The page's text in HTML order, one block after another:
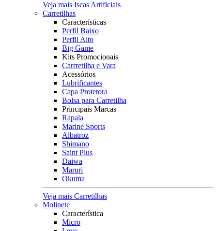
Veja mais Iscas Artificiais
Carretilhas
Características
Perfil Baixo
Perfil Alto
Big Game
Kits Promocionais
Carrretilha e Vara
Acessórios
Lubrificantes
Capa Protetora
Bolsa para Carretilha
Principais Marcas
Rapala
Marine Sports
Albatroz
Shimano
Saint Plus
Daiwa
Maruri
Okuma
Veja mais Carretilhas
Molinete
Característica
Micro